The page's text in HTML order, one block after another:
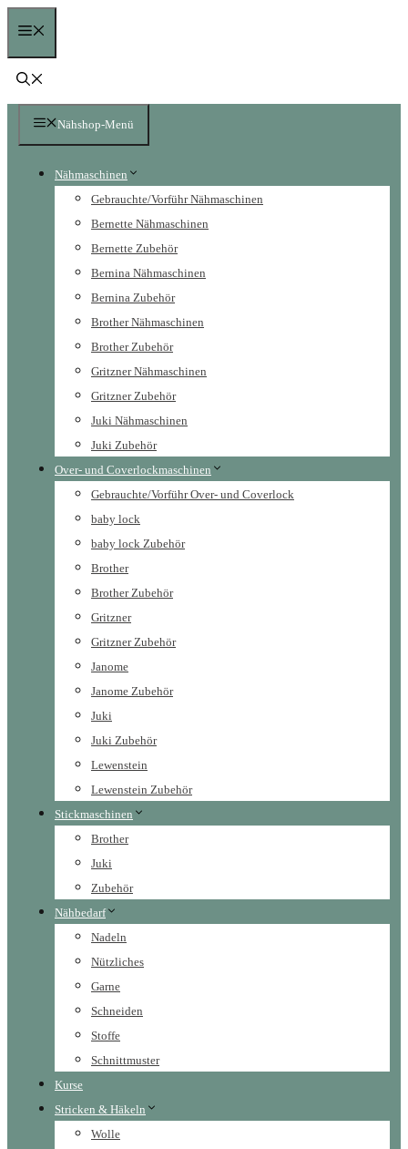
springen
Nähshop-Menü
Nähmaschinen
Gebrauchte/Vorführ Nähmaschinen
Bernette Nähmaschinen
Bernette Zubehör
Bernina Nähmaschinen
Bernina Zubehör
Brother Nähmaschinen
Brother Zubehör
Gritzner Nähmaschinen
Gritzner Zubehör
Juki Nähmaschinen
Juki Zubehör
Over- und Coverlockmaschinen
Gebrauchte/Vorführ Over- und Coverlock
baby lock
baby lock Zubehör
Brother
Brother Zubehör
Gritzner
Gritzner Zubehör
Janome
Janome Zubehör
Juki
Juki Zubehör
Lewenstein
Lewenstein Zubehör
Stickmaschinen
Brother
Juki
Zubehör
Nähbedarf
Nadeln
Nützliches
Garne
Schneiden
Stoffe
Schnittmuster
Kurse
Stricken & Häkeln
Wolle